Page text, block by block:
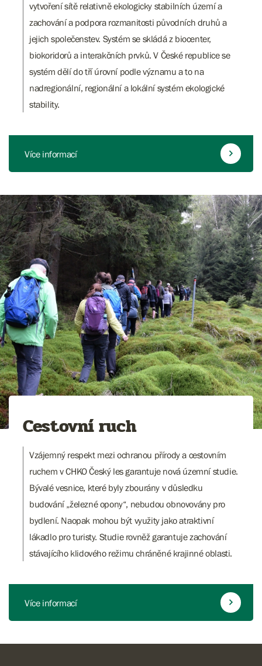
vytvoření sítě relativně ekologicky stabilních území a
zachování a podpora rozmanitosti původních druhů a
jejich společenstev. Systém se skládá z biocenter,
biokoridorů a interakčních prvků. V České republice se
systém dělí do tří úrovní podle významu a to na
nadregionální, regionální a lokální systém ekologické
stability.
Více informací
Cestovní ruch
Vzájemný respekt mezi ochranou přírody a cestovním
ruchem v CHKO Český les garantuje nová územní studie.
Bývalé vesnice, které byly zbourány v důsledku
budování „železné opony“, nebudou obnovovány pro
bydlení. Naopak mohou být využity jako atraktivní
lákadlo pro turisty. Studie rovněž garantuje zachování
stávajícího klidového režimu chráněné krajinné oblasti.
Více informací